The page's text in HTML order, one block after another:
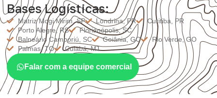
Bases Logísticas:
Matriz Mogi Mirim, SP Londrina, PR
Curitiba, PR
Porto Alegre, RS
Florianópolis, SC
Balneário Camboriú, SC
Goiânia, GO
Rio Verde, GO
Palmas, TO
Cuiabá, MT
Falar com a equipe comercial